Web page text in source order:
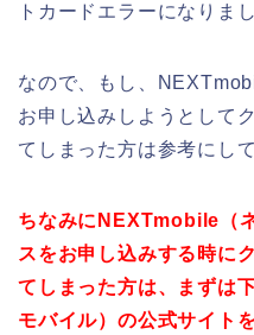
トカードエラーになりま
なので、もし、
お申し込みしようとして
てしまった方は参考にし
ちなみにNEXTmobile（
スをお申し込みする時に
てしまった方は、まずは
モバイル）の公式サイト